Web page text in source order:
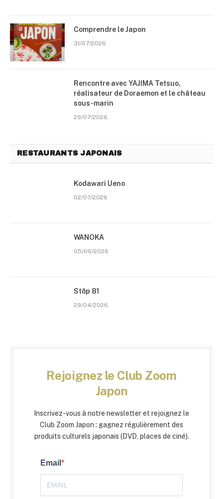
Comprendre le Japon
31/07/2026
Rencontre avec YAJIMA Tetsuo,
réalisateur de Doraemon et le château
sous-marin
29/07/2026
RESTAURANTS JAPONAIS
Kodawari Ueno
02/07/2026
WANOKA
05/06/2026
Stōp 81
29/04/2026
Rejoignez le Club Zoom
Japon
Inscrivez-vous à notre newsletter et rejoignez le
Club Zoom Japon : gagnez régulièrement des
produits culturels japonais (DVD, places de ciné).
Email